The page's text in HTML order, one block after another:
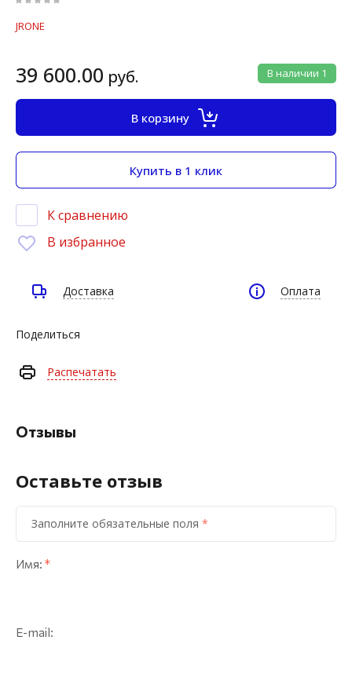
JRONE
В наличии 1
39 600.00 руб.
В корзину
Купить в 1 клик
К сравнению
В избранное
Доставка Оплата
Поделиться
Распечатать
Отзывы
Оставьте отзыв
Заполните обязательные поля *
Имя: *
E-mail: